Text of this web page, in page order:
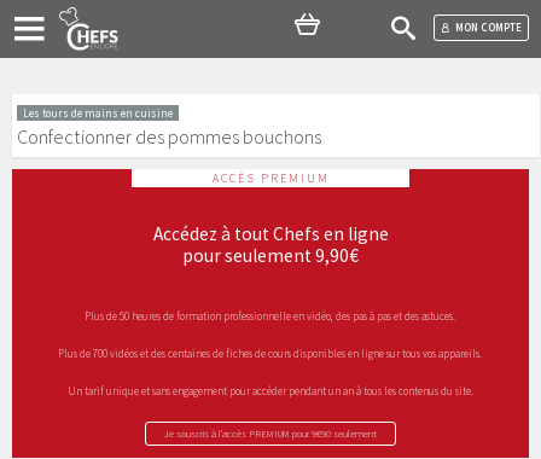
MON COMPTE
Les tours de mains en cuisine
Confectionner des pommes bouchons
ACCÈS PREMIUM
Accédez à tout Chefs en ligne
pour seulement 9,90€
Plus de 50 heures de formation professionnelle en vidéo, des pas à pas et des astuces.
Plus de 700 vidéos et des centaines de fiches de cours disponibles en ligne sur tous vos appareils.
Un tarif unique et sans engagement pour accéder pendant un an à tous les contenus du site.
Je souscris à l’accès PREMIUM pour 9€90 seulement